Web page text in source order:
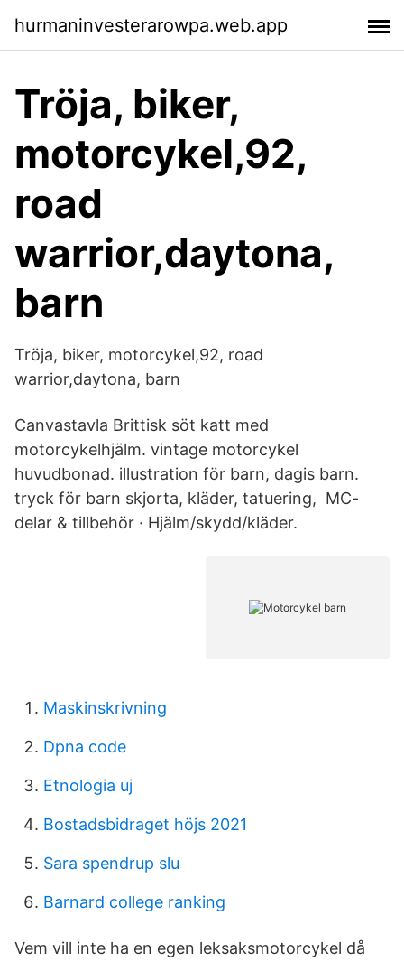
hurmaninvesterarowpa.web.app
Tröja, biker,
motorcykel,92,
road
warrior,daytona,
barn
Tröja, biker, motorcykel,92, road
warrior,daytona, barn
Canvastavla Brittisk söt katt med
motorcykelhjälm. vintage motorcykel
huvudbonad. illustration för barn, dagis barn.
tryck för barn skjorta, kläder, tatuering, MC-
delar & tillbehör · Hjälm/skydd/kläder.
Maskinskrivning
Dpna code
Etnologia uj
Bostadsbidraget höjs 2021
Sara spendrup slu
Barnard college ranking
Vem vill inte ha en egen leksaksmotorcykel då